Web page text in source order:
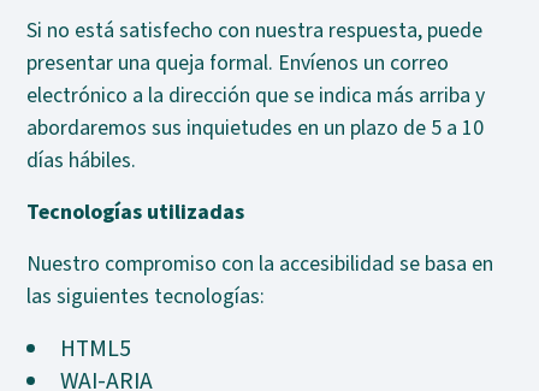
Si no está satisfecho con nuestra respuesta, puede
presentar una queja formal. Envíenos un correo
electrónico a la dirección que se indica más arriba y
abordaremos sus inquietudes en un plazo de 5 a 10
días hábiles.
Tecnologías utilizadas
Nuestro compromiso con la accesibilidad se basa en
las siguientes tecnologías:
HTML5
WAI-ARIA